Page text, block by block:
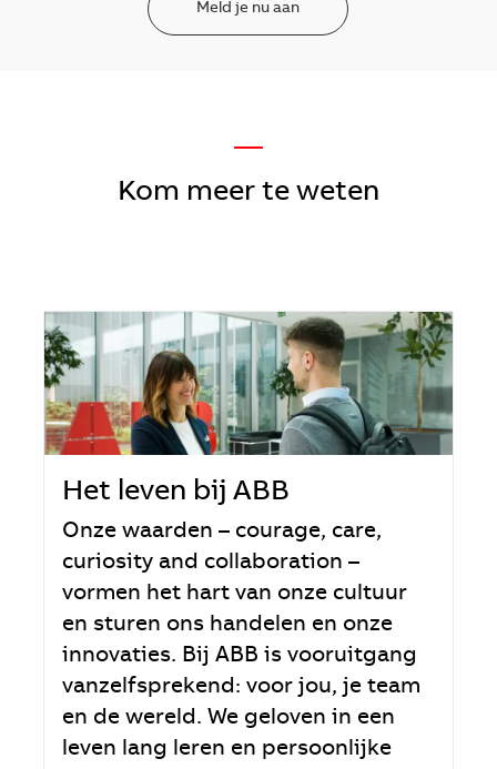
Meld je nu aan
—
Kom meer te weten
Het leven bij ABB
Onze waarden – courage, care,
curiosity and collaboration –
vormen het hart van onze cultuur
en sturen ons handelen en onze
innovaties. Bij ABB is vooruitgang
vanzelfsprekend: voor jou, je team
en de wereld. We geloven in een
leven lang leren en persoonlijke